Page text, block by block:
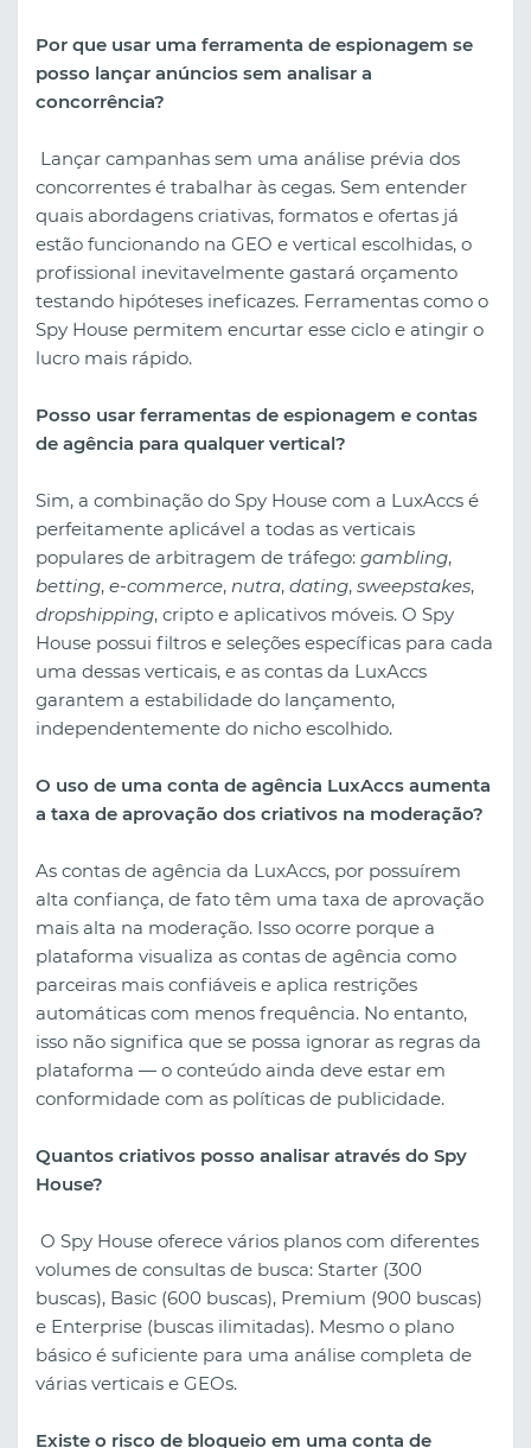
Por que usar uma ferramenta de espionagem se
posso lançar anúncios sem analisar a
concorrência?
Lançar campanhas sem uma análise prévia dos
concorrentes é trabalhar às cegas. Sem entender
quais abordagens criativas, formatos e ofertas já
estão funcionando na GEO e vertical escolhidas, o
profissional inevitavelmente gastará orçamento
testando hipóteses ineficazes. Ferramentas como o
Spy House permitem encurtar esse ciclo e atingir o
lucro mais rápido.
Posso usar ferramentas de espionagem e contas
de agência para qualquer vertical?
Sim, a combinação do Spy House com a LuxAccs é
perfeitamente aplicável a todas as verticais
populares de arbitragem de tráfego: gambling,
betting, e-commerce, nutra, dating, sweepstakes,
dropshipping, cripto e aplicativos móveis. O Spy
House possui filtros e seleções específicas para cada
uma dessas verticais, e as contas da LuxAccs
garantem a estabilidade do lançamento,
independentemente do nicho escolhido.
O uso de uma conta de agência LuxAccs aumenta
a taxa de aprovação dos criativos na moderação?
As contas de agência da LuxAccs, por possuírem
alta confiança, de fato têm uma taxa de aprovação
mais alta na moderação. Isso ocorre porque a
plataforma visualiza as contas de agência como
parceiras mais confiáveis e aplica restrições
automáticas com menos frequência. No entanto,
isso não significa que se possa ignorar as regras da
plataforma — o conteúdo ainda deve estar em
conformidade com as políticas de publicidade.
Quantos criativos posso analisar através do Spy
House?
O Spy House oferece vários planos com diferentes
volumes de consultas de busca: Starter (300
buscas), Basic (600 buscas), Premium (900 buscas)
e Enterprise (buscas ilimitadas). Mesmo o plano
básico é suficiente para uma análise completa de
várias verticais e GEOs.
Existe o risco de bloqueio em uma conta de